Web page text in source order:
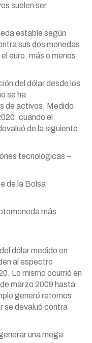
suelen ser
estable según
sus dos monedas
euro, más o menos
del dólar desde los
se ha
de activos. Medido
cuando el
de la siguiente
tecnológicas –
de la Bolsa
más
dólar medido en
al espectro
Lo mismo ocurrió en
marzo 2009 hasta
generó retornos
se devaluó contra
una mega